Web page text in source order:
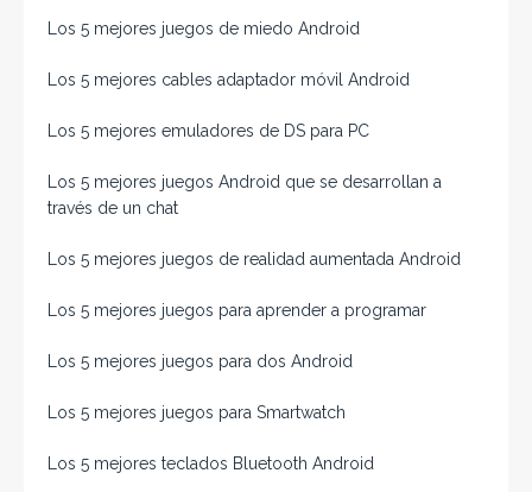
Los 5 mejores juegos de miedo Android
Los 5 mejores cables adaptador móvil Android
Los 5 mejores emuladores de DS para PC
Los 5 mejores juegos Android que se desarrollan a
través de un chat
Los 5 mejores juegos de realidad aumentada Android
Los 5 mejores juegos para aprender a programar
Los 5 mejores juegos para dos Android
Los 5 mejores juegos para Smartwatch
Los 5 mejores teclados Bluetooth Android